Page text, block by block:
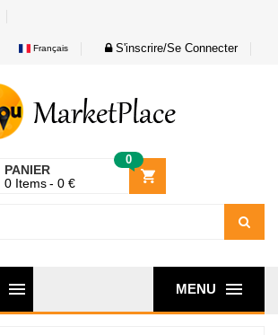
Français S'inscrire/Se Connecter
PANIER
0
0 Items 0 €
MENU